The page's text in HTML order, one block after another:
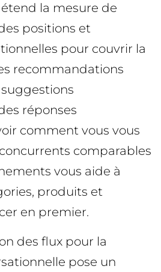
la mesure de
positions et
pour couvrir la
recommandations
réponses
comment vous vous
comparables
vous aide à
produits et
en premier.
des flux pour la
pose un